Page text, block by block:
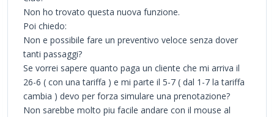
Non ho trovato questa nuova funzione.
Poi chiedo:
Non e possibile fare un preventivo veloce senza dover
tanti passaggi?
Se vorrei sapere quanto paga un cliente che mi arriva il
26-6 ( con una tariffa ) e mi parte il 5-7 ( dal 1-7 la tariffa
cambia ) devo per forza simulare una prenotazione?
Non sarebbe molto piu facile andare con il mouse al